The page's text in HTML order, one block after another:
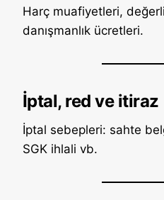
Harç muafiyetleri,
danışmanlık ücretleri.
İptal, red ve itiraz
İptal sebepleri: sahte
SGK ihlali vb.